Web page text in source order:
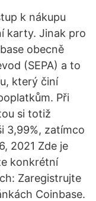
k nákupu
karty. Jinak pro
obecně
(SEPA) a to
který činí
Při
si totiž
3,99%, zatímco
2021 Zde je
konkrétní
Zaregistrujte
Coinbase.